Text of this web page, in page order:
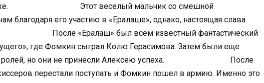
Этот веселый мальчик со смешной
благодаря его участию в «Ералаше», однако, настоящая слава
«Ералаш» был всем известный фантастический
где Фомкин сыграл Колю Герасимова. Затем были еще
но они не принесли Алексею успеха.
После
перестали поступать и Фомкин пошел в армию. Именно это